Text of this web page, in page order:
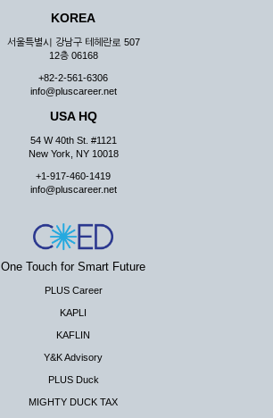
KOREA
서울특별시 강남구 테헤란로 507
12층 06168
+82-2-561-6306
info@pluscareer.net
USA HQ
54 W 40th St. #1121
New York, NY 10018
+1-917-460-1419
info@pluscareer.net
One Touch for Smart Future
PLUS Career
KAPLI
KAFLIN
Y&K Advisory
PLUS Duck
MIGHTY DUCK TAX